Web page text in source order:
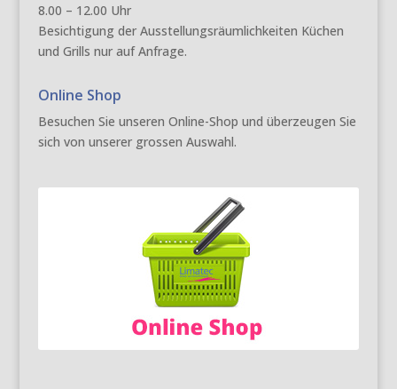
8.00 – 12.00 Uhr
Besichtigung der Ausstellungsräumlichkeiten Küchen
und Grills nur auf Anfrage.
Online Shop
Besuchen Sie unseren Online-Shop und überzeugen Sie
sich von unserer grossen Auswahl.